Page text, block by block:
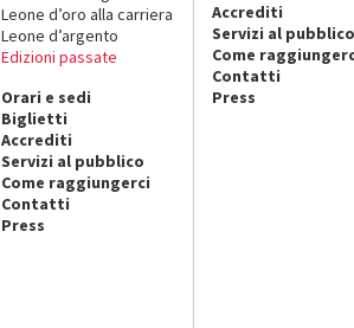
Leone d’oro alla carriera
Leone d’argento
Edizioni passate
Orari e sedi
Biglietti
Accrediti
Servizi al pubblico
Come raggiungerci
Contatti
Press
Accrediti
Servizi al pubblico
Come
Contatti
Press